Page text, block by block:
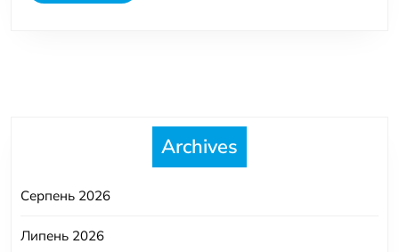
Archives
Серпень 2026
Липень 2026